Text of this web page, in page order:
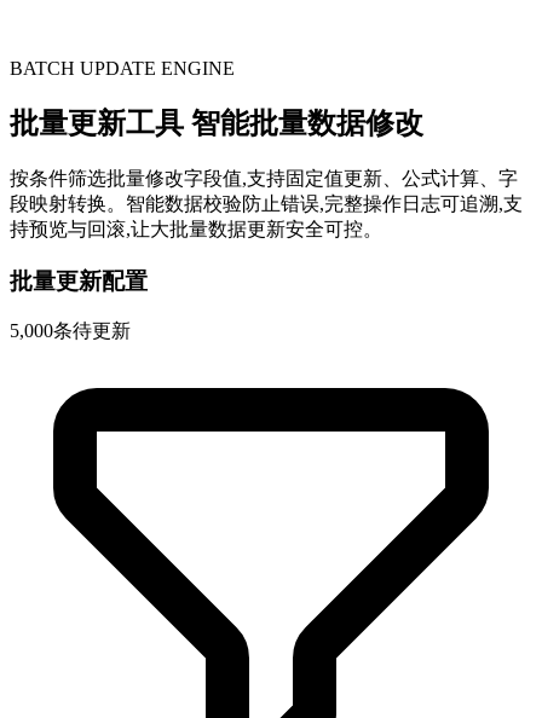
BATCH UPDATE ENGINE
批量更新工具 智能批量数据修改
按条件筛选批量修改字段值,支持固定值更新、公式计算、字
段映射转换。智能数据校验防止错误,完整操作日志可追溯,支
持预览与回滚,让大批量数据更新安全可控。
批量更新配置
5,000条待更新